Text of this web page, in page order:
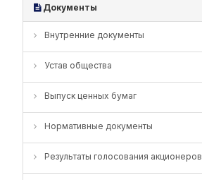
Документы
Внутренние документы
Устав общества
Выпуск ценных бумаг
Нормативные документы
Результаты голосования акционеров